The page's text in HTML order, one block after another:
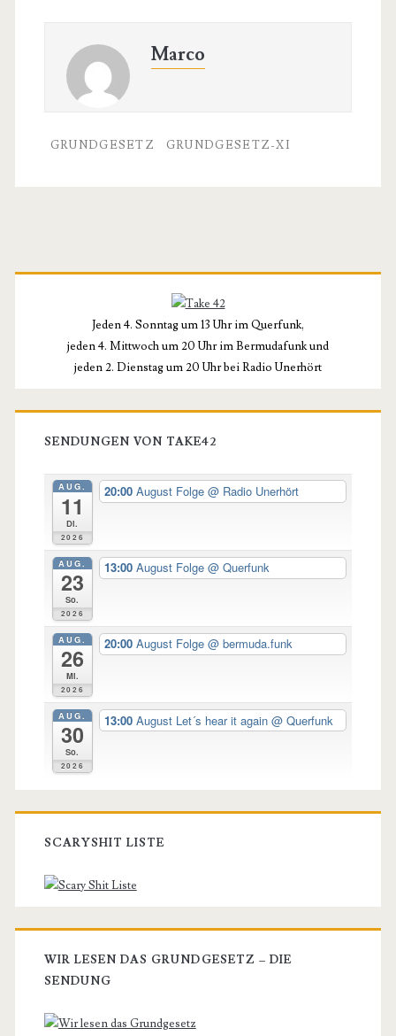
Marco
GRUNDGESETZ GRUNDGESETZ-XI
Primäre
Seitenleiste
Jeden 4. Sonntag um 13 Uhr im Querfunk,
jeden 4. Mittwoch um 20 Uhr im Bermudafunk und
jeden 2. Dienstag um 20 Uhr bei Radio Unerhört
SENDUNGEN VON TAKE42
AUG.
11
Di.
2026
20:00August Folge@ Radio Unerhört
AUG.
23
So.
2026
13:00August Folge@ Querfunk
AUG.
26
Mi.
2026
20:00August Folge@ bermuda.funk
AUG.
30
So.
2026
13:00August Let´s hear it again@ Querfunk
SCARYSHIT LISTE
WIR LESEN DAS GRUNDGESETZ – DIE
SENDUNG